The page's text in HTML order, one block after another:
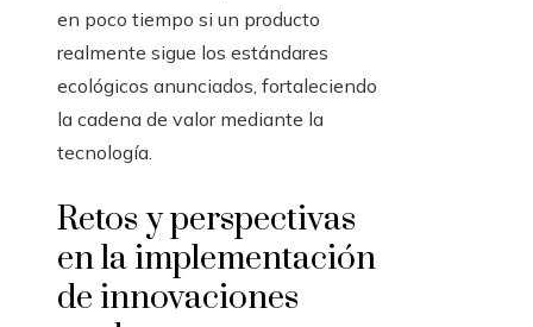
en poco tiempo si un producto
realmente sigue los estándares
ecológicos anunciados, fortaleciendo
la cadena de valor mediante la
tecnología.
Retos y perspectivas
en la implementación
de innovaciones